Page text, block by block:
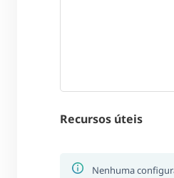
Recursos úteis
Nenhuma